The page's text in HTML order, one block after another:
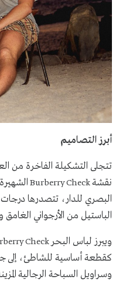
أبرز التصاميم
تتجلى التشكيلة الفاخرة من
نقشةBurberry Check
البصري للدار، تتصدرها
الباستيل من الأرجواني الغامق
ويبرز لباس البحر Check
كقطعة أساسية للشاطئ، إلى
وسراويل السباحة الرجالية